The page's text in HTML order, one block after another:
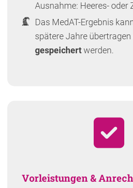
Ausnahme: Heeres- oder
Das MedAT-Ergebnis
spätere Jahre übertragen
gespeichertwerden.
Vorleistungen &